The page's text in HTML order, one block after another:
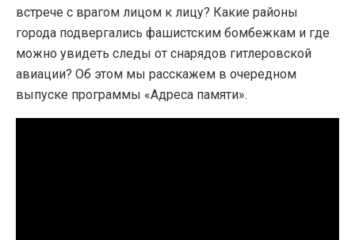
встрече с врагом лицом к лицу? Какие районы
города подвергались фашистским бомбежкам и где
можно увидеть следы от снарядов гитлеровской
авиации? Об этом мы расскажем в очередном
выпуске программы «Адреса памяти».